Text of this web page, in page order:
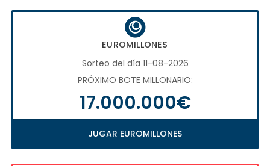
EUROMILLONES
Sorteo del día 11-08-2026
PRÓXIMO BOTE MILLONARIO:
17.000.000€
JUGAR EUROMILLONES